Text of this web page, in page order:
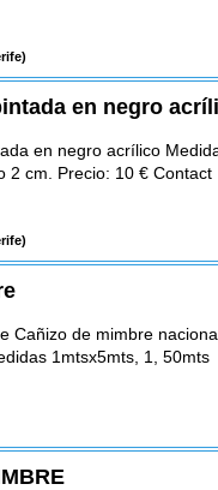
en negro
en negro acrílico
2 cm. Precio: 10 € Contact
Cañizo de mimbre
1mtsx5mts, 1, 50mts